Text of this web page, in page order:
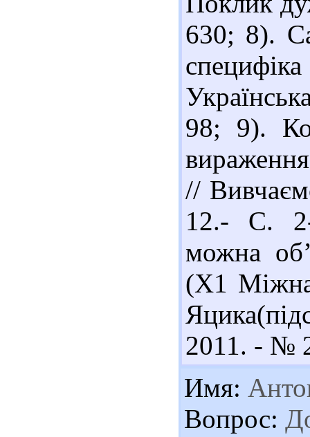
630; 8).
98; 9).
//
12.- С.
можна
(Х1
2011. - №
Имя:
Вопрос: